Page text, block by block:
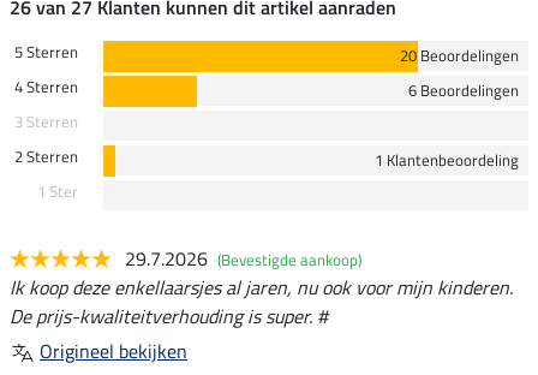
26 van 27 Klanten kunnen dit artikel aanraden
5 Sterren
20 Beoordelingen
4 Sterren
6 Beoordelingen
3 Sterren
2 Sterren
1 Klantenbeoordeling
1 Ster
29.7.2026 (Bevestigde aankoop)
Ik koop deze enkellaarsjes al jaren, nu ook voor mijn kinderen.
De prijs-kwaliteitverhouding is super. #
Origineel bekijken